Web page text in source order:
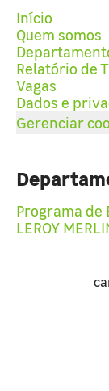
Início
Quem somos
Relatório de
Vagas
Dados e
Gerenciar
Programa de
LEROY